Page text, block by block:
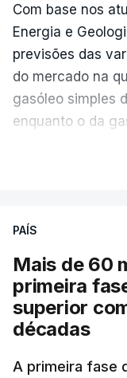
Com base nos
Energia e
previsões das
do mercado na
gasóleo simples
enquanto o da
evolução das
posto de
A atualização
Produtos
PAÍS
Mais de 60
primeira
superior
décadas
A primeira fase